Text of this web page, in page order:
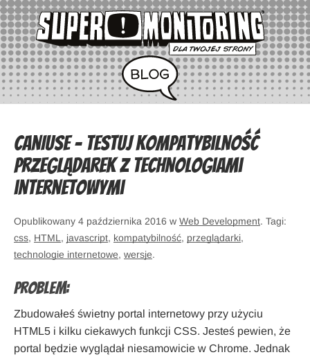
CanIUse – testuj kompatybilność
przeglądarek z technologiami
internetowymi
Opublikowany 4 października 2016 w Web Development. Tagi:
css, HTML , javascript, kompatybilność, przeglądarki,
technologie internetowe, wersje.
Problem:
Zbudowałeś świetny portal internetowy przy użyciu
HTML5 i kilku ciekawych funkcji CSS. Jesteś pewien, że
portal będzie wyglądał niesamowicie w Chrome. Jednak